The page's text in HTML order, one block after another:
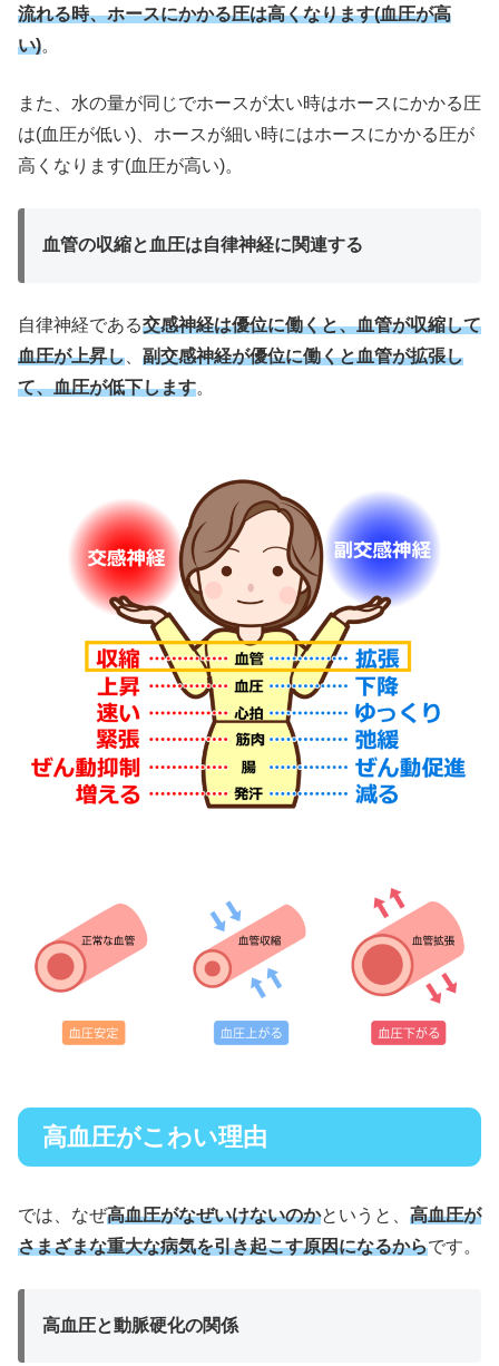
流れる時、ホースにかかる圧は高くなります(血圧が高
い)。
また、水の量が同じでホースが太い時はホースにかかる圧
は(血圧が低い)、ホースが細い時にはホースにかかる圧が
高くなります(血圧が高い)。
血管の収縮と血圧は自律神経に関連する
自律神経である交感神経は優位に働くと、血管が収縮して
血圧が上昇し
副交感神経が優位に働くと血管が拡張し
て、血圧が低下します。
高血圧がこわい理由
では、なぜ高血圧がなぜいけないのかというと、 高血圧が
さまざまな重大な病気を引き起こす原因になるからです。
高血圧と動脈硬化の関係